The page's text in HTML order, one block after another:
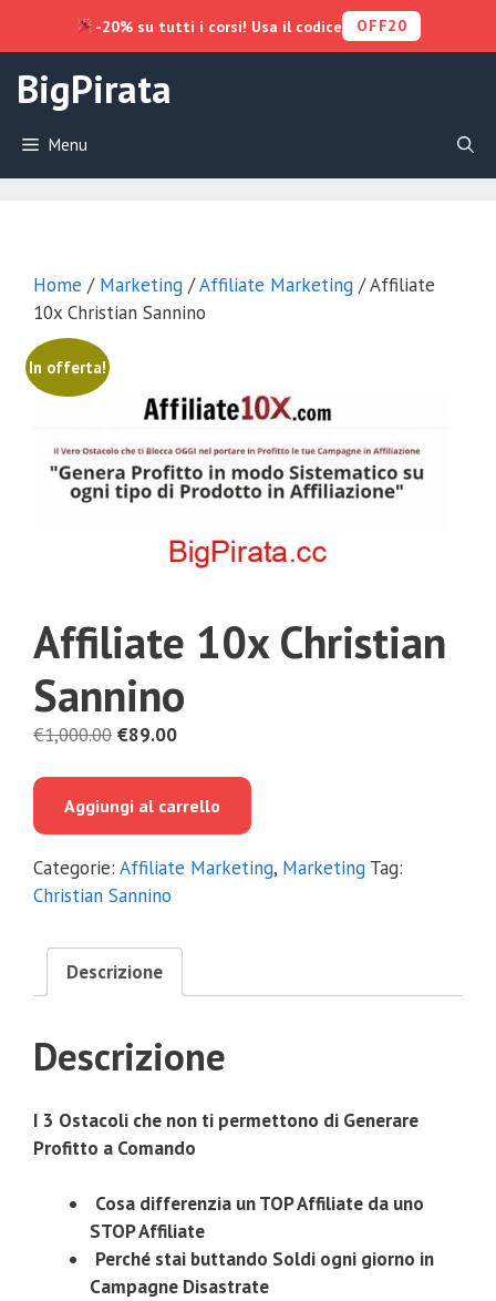
contenuto
BigPirata
Menu
Home / Marketing /Affiliate Marketing / Affiliate
10x Christian Sannino
In offerta!
Affiliate 10x Christian
Sannino
€1,000.00 Il
era:
€89.00Il
è:
Aggiungi al carrello
Categorie: Affiliate Marketing, Marketing Tag:
Christian Sannino
Descrizione
Descrizione
I 3 Ostacoli che non ti permettono di Generare
Profitto a Comando
Cosa differenzia un TOP Affiliate da uno
STOP Affiliate
Perché stai buttando Soldi ogni giorno in
Campagne Disastrate
-20% su tutti i corsi! Usa il codice OFF20